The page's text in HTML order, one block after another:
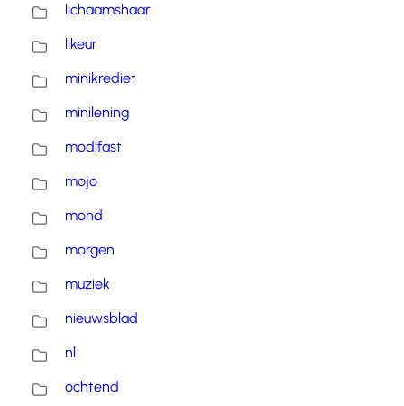
lichaamshaar
likeur
minikrediet
minilening
modifast
mojo
mond
morgen
muziek
nieuwsblad
nl
ochtend